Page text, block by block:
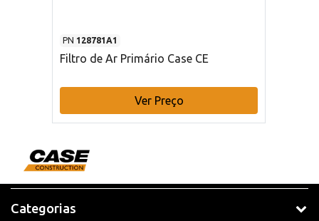
PN 128781A1
Filtro de Ar Primário Case CE
Ver Preço
Categorias